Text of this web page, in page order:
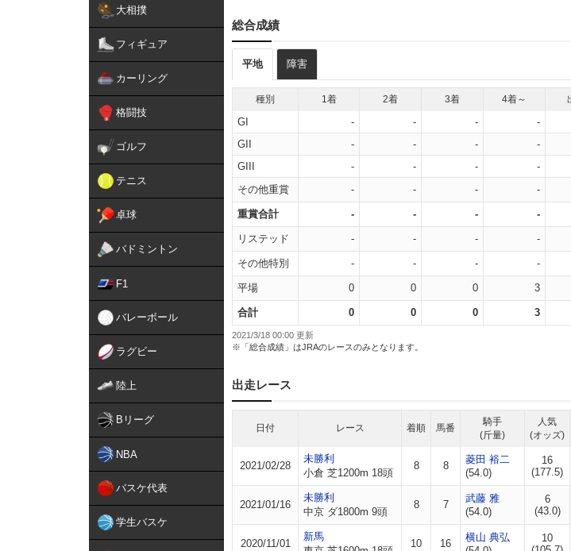
大相撲
フィギュア
カーリング
格闘技
ゴルフ
テニス
卓球
バドミントン
F1
バレーボール
ラグビー
陸上
Bリーグ
NBA
バスケ代表
学生バスケ
総合成績
平地 障害
種別 1着 2着 3着 4着～
GI - - - -
GII
- - - -
GIII
- - - -
その他重賞
- - - -
重賞合計 - - - -
リステッド - - - -
その他特別 - - - -
平場 0 0 0 3
合計 0 0 0 3
2021/3/18 00:00 更新
※「総合成績」はJRAのレースのみとなります。
出走レース
日付 レース 着順 馬番
騎手
(斤量)
人気
(オッズ)
2021/02/28
未勝利
小倉 芝1200m 18頭
8 8
菱田 裕二
(54.0)
16
(177.5)
2021/01/16
未勝利
中京 ダ1800m 9頭
8 7
武藤 雅
(54.0)
6
(43.0)
2020/11/01
新馬
10 16
横山 典弘
10